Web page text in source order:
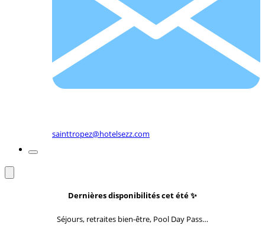
sainttropez@hotelsezz.com
Dernières disponibilités cet été ✨
Séjours, retraites bien-être, Pool Day Pass…